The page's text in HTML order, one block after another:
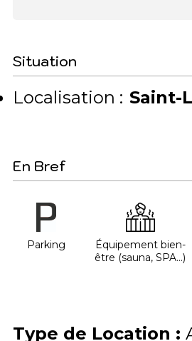
Situation
Localisation : Saint-
En Bref
Parking
Équipement bien-
être (sauna, SPA...)
Type de Location :